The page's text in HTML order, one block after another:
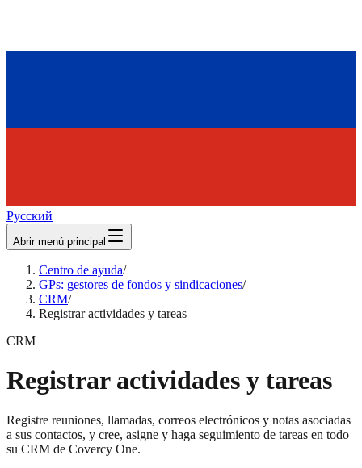
Русский
Abrir menú principal
Centro de ayuda/
GPs: gestores de fondos y sindicaciones/
CRM/
Registrar actividades y tareas
CRM
Registrar actividades y tareas
Registre reuniones, llamadas, correos electrónicos y notas asociadas
a sus contactos, y cree, asigne y haga seguimiento de tareas en todo
su CRM de Covercy One.